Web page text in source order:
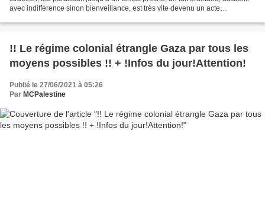
avec indifférence sinon bienveillance, est très vite devenu un acte
!! Le régime colonial étrangle Gaza par tous les
moyens possibles !! + !Infos du jour!Attention!
Publié le 27/06/2021 à 05:26
Par MCPalestine